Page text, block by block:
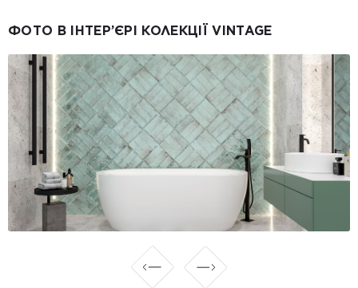
ФОТО В ІНТЕР’ЄРІ КОЛЕКЦІЇ VINTAGE